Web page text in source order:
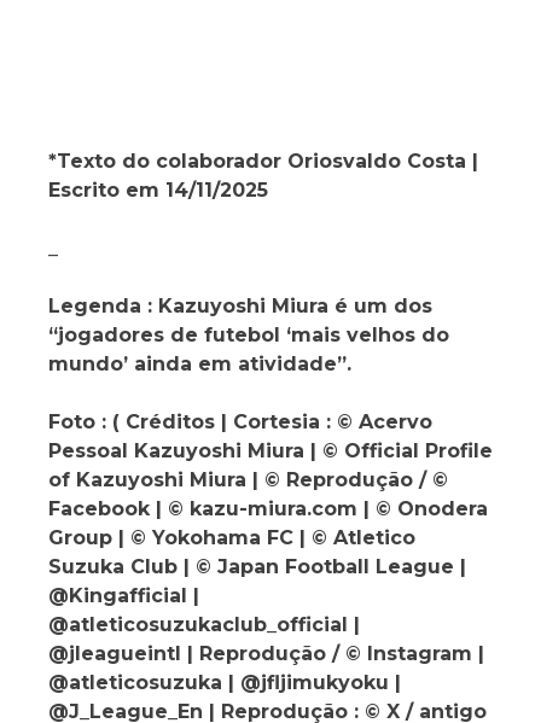
*Texto do colaborador Oriosvaldo Costa |
Escrito em 14/11/2025
Legenda : Kazuyoshi Miura é um dos
“jogadores de futebol ‘mais velhos do
mundo’ ainda em atividade”.
Foto : ( Créditos | Cortesia : © Acervo
Pessoal Kazuyoshi Miura | © Official Profile
of Kazuyoshi Miura | © Reprodução / ©
Facebook | © kazu-miura.com | © Onodera
Group | © Yokohama FC | © Atletico
Suzuka Club | © Japan Football League |
@Kingafficial |
@atleticosuzukaclub_official |
@jleagueintl | Reprodução / © Instagram |
@atleticosuzuka | @jfljimukyoku |
@J_League_En | Reprodução : © X / antigo